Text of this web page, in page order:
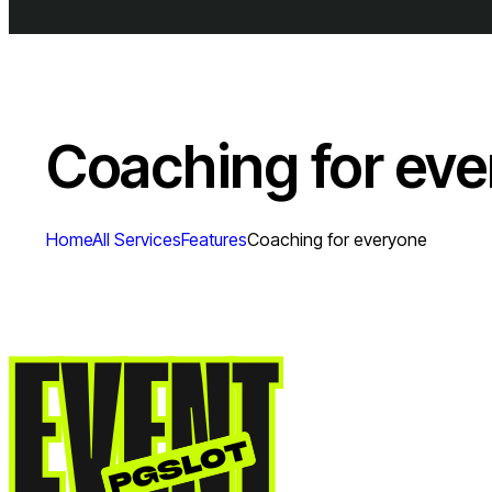
Coaching for
HomeAll ServicesFeaturesCoaching for everyone